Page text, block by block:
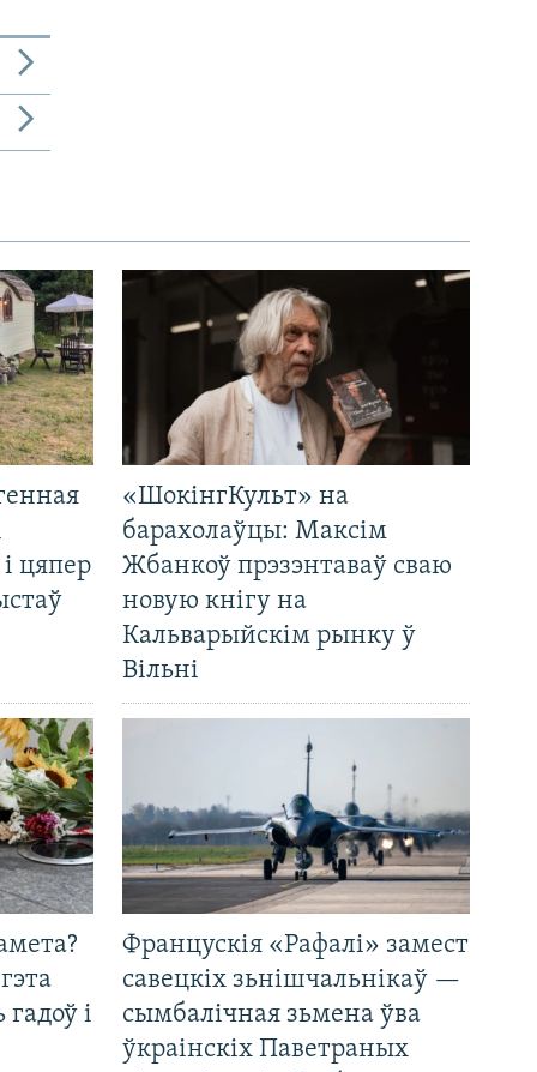
цяпер
«ШокінгКульт» на
барахолаўцы: Максім
Жбанкоў прэзэнтаваў сваю
новую кнігу на
Кальварыйскім рынку ў
Вільні
і
Францускія «Рафалі» замест
савецкіх зьнішчальнікаў —
сымбалічная зьмена ўва
ўкраінскіх Паветраных